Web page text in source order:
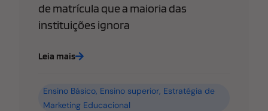
de matrícula que a maioria das
instituições ignora
Leia mais
Ensino Básico, Ensino superior, Estratégia de
Marketing Educacional